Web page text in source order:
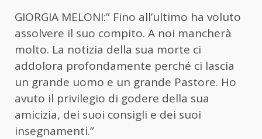
GIORGIA MELONI:” Fino all’ultimo ha voluto
assolvere il suo compito. A noi mancherà
molto. La notizia della sua morte ci
addolora profondamente perché ci lascia
un grande uomo e un grande Pastore. Ho
avuto il privilegio di godere della sua
amicizia, dei suoi consigli e dei suoi
insegnamenti.”